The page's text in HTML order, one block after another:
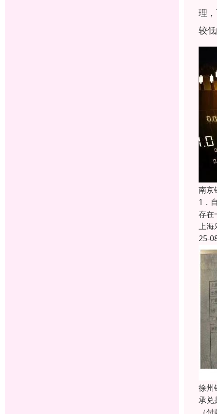
理
较
南京
1．
存在
上海
25-
徐州
承兑